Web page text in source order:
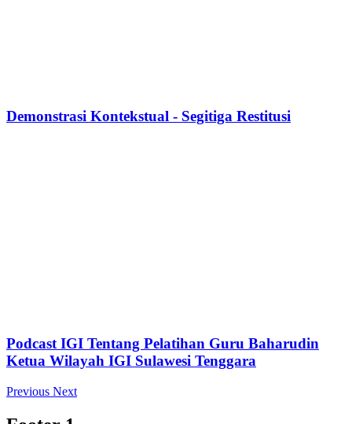
Demonstrasi Kontekstual - Segitiga Restitusi
Podcast IGI Tentang Pelatihan Guru Baharudin
Ketua Wilayah IGI Sulawesi Tenggara
Previous Next